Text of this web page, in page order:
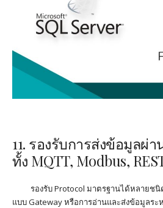
11. รองรับการส่งข้อมูลผ่า
ทั้ง MQTT, Modbus,
รองรับProtocol มาตรฐานได้หลายชนิ
แบบGatewayหรือการอ่านและส่งข้อมูลระ